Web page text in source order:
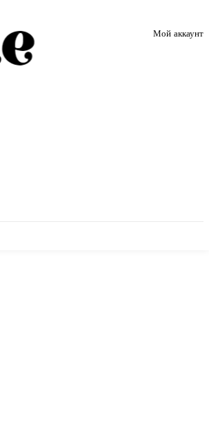
Мой аккаунт